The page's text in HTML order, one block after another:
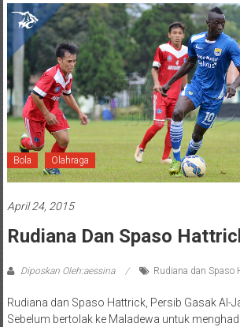
Bola Olahraga
April 24, 2015
Rudiana Dan Spaso
Diposkan Oleh:aessina Rudiana dan Spaso
Rudiana dan Spaso Hattrick, Persib Gasak Al-
Sebelum bertolak ke Maladewa untuk